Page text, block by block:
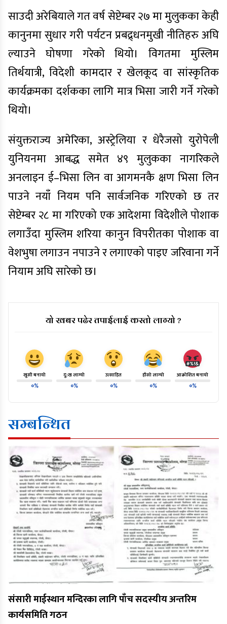
साउदी अरेबियाले गत वर्ष सेप्टेम्बर २७ मा मुलुकका केही
कानुनमा सुधार गरी पर्यटन प्रबद्र्धनमुखी नीतिहरु अघि
ल्याउने घोषणा गरेको थियो। विगतमा मुस्लिम
तिर्थयात्री, विदेशी कामदार र खेलकूद वा सांस्कृतिक
कार्यक्रमका दर्शकका लागि मात्र भिसा जारी गर्ने गरेको
थियो।
संयुक्तराज्य अमेरिका, अस्ट्रेलिया र धेरैजसो युरोपेली
युनियनमा आबद्ध समेत ४९ मुलुकका नागरिकले
अनलाइन ई–भिसा लिन वा आगमनकै क्षण भिसा लिन
पाउने नयाँ नियम पनि सार्वजनिक गरिएको छ तर
सेप्टेम्बर २८ मा गरिएको एक आदेशमा विदेशीले पोशाक
लगाउँदा मुस्लिम शरिया कानुन विपरीतका पोशाक वा
वेशभुषा लगाउन नपाउने र लगाएको पाइए जरिवाना गर्ने
नियाम अघि सारेको छ।
यो खबर पढेर तपाईलाई कस्तो लाग्यो ?
खुसी बनायो
०%
दु:ख लाग्यो
०%
उत्साहित
०%
हाँसो लाग्यो
०%
आक्रोशित बनायो
०%
सम्बन्धित
संसारी माईस्थान मन्दिरका लागि पाँच सदस्यीय अन्तरिम
कार्यसमिति गठन